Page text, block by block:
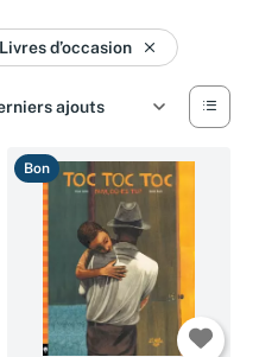
que vous cherchiez ?
compte pour être alerté dès
Livres d’occasion
Bon